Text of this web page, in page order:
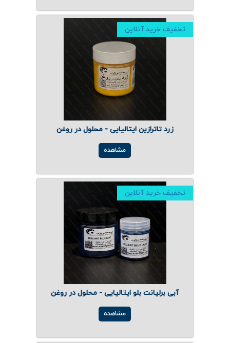
تخفیف خرید آنلاین
زرد تاترازین ایتالیایی - محلول در روغن
مشاهده
تخفیف خرید آنلاین
آبی برلیانت بلو ایتالیایی - محلول در روغن
مشاهده